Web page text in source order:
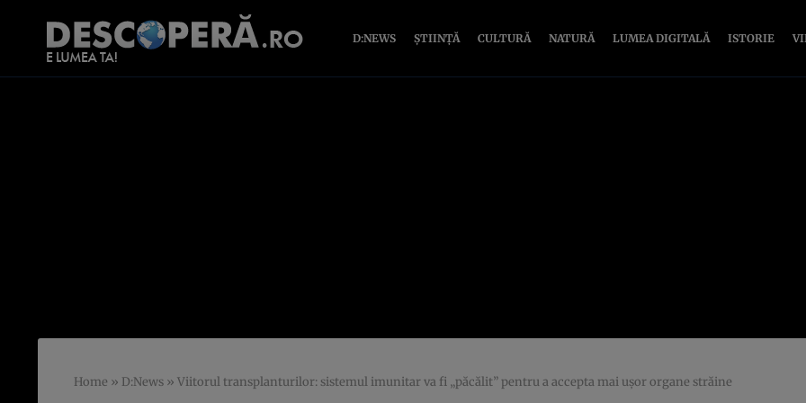
D:NEWS ȘTIINȚĂ CULTURĂ NATURĂ LUMEA DIGITALĂ ISTORIE
Home » D:News » Viitorul transplanturilor: sistemul imunitar va fi „păcălit” pentru a accepta mai uşor organe străine